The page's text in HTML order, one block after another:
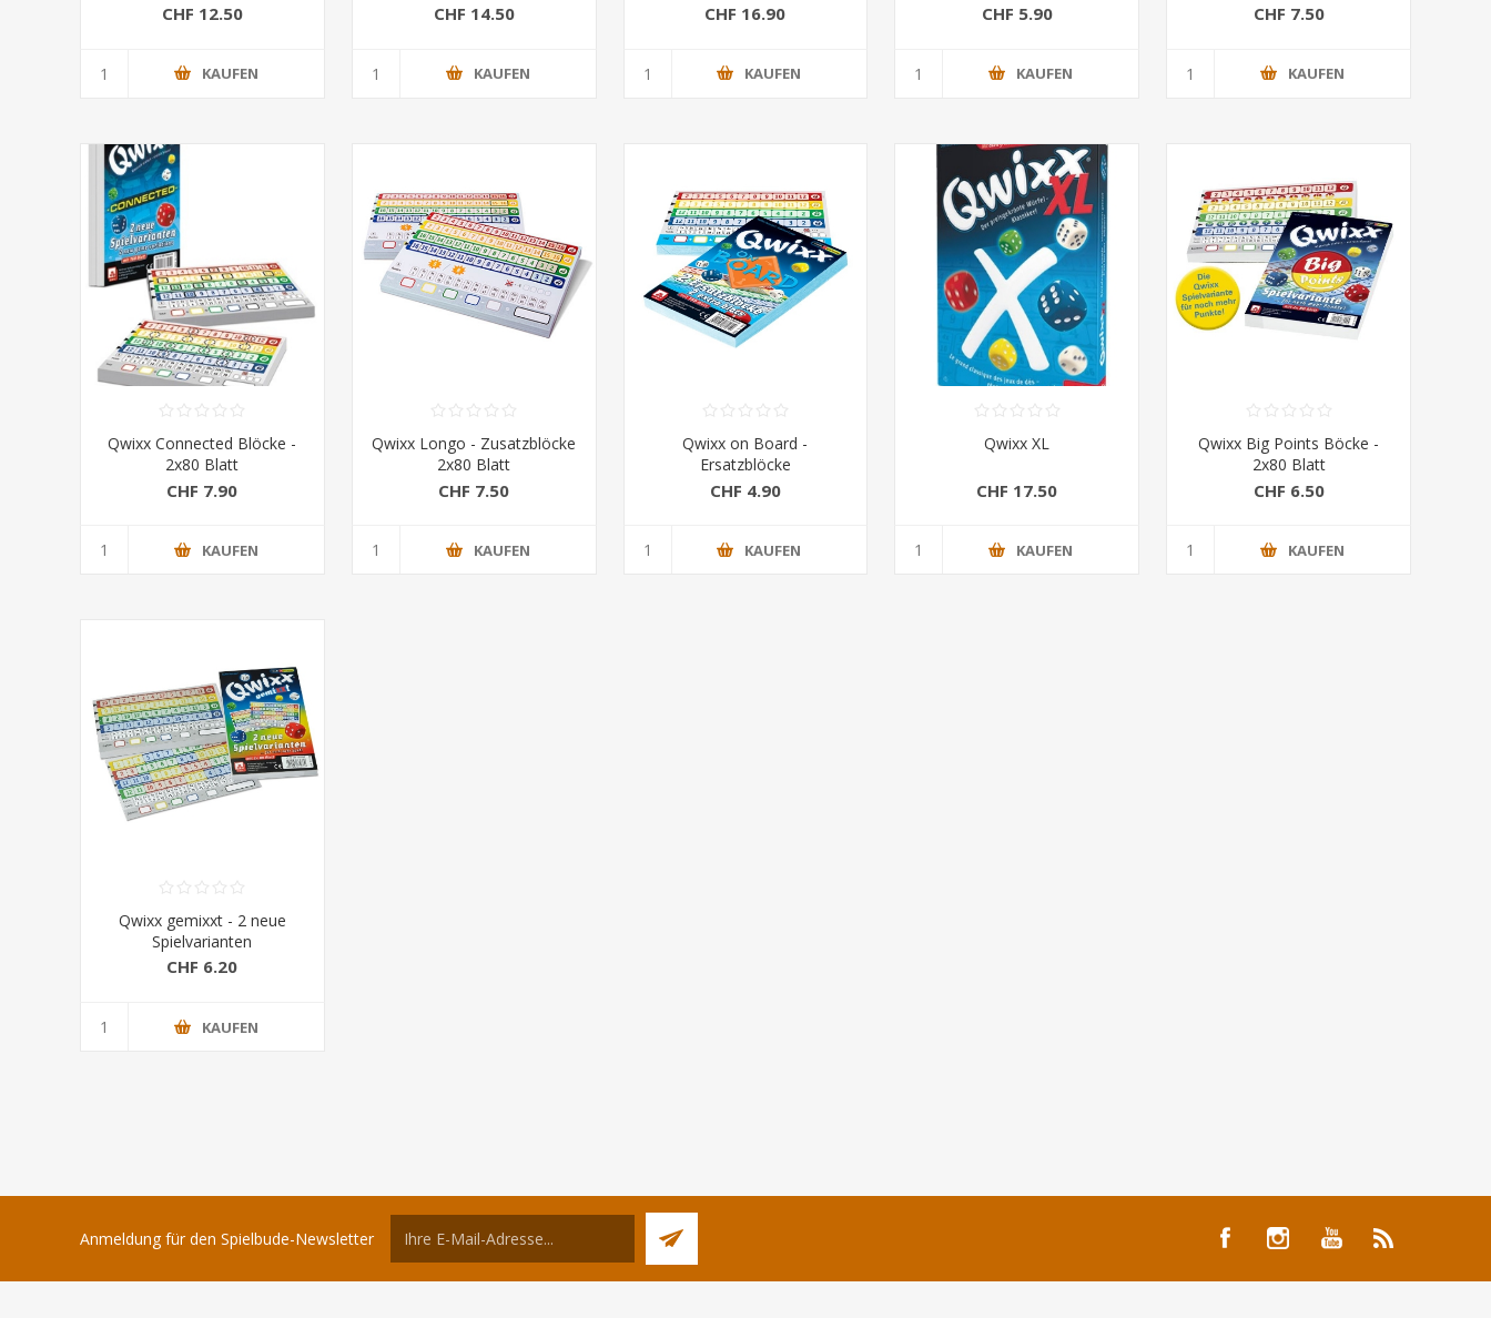
CHF 12.50
KAUFEN
CHF 14.50
KAUFEN
CHF 16.90
KAUFEN
CHF 5.90
KAUFEN
CHF 7.50
KAUFEN
Qwixx Connected Blöcke -
2x80 Blatt
CHF 7.90
KAUFEN
Qwixx Longo - Zusatzblöcke
2x80 Blatt
CHF 7.50
KAUFEN
Qwixx on Board -
Ersatzblöcke
CHF 4.90
KAUFEN
Qwixx XL
CHF 17.50
KAUFEN
Qwixx Big Points Böcke -
2x80 Blatt
CHF 6.50
KAUFEN
Qwixx gemixxt - 2 neue
Spielvarianten
CHF 6.20
KAUFEN
Anmeldung für den Spielbude-Newsletter